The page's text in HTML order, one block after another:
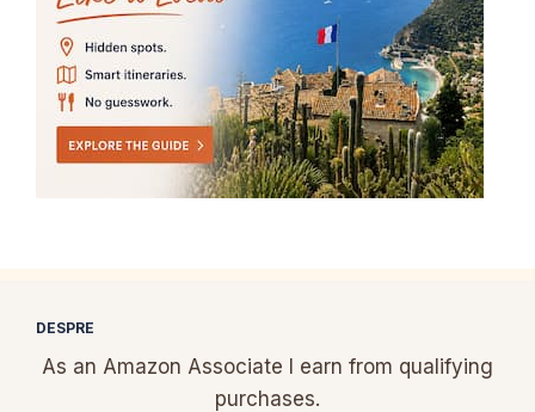
DESPRE
As an Amazon Associate I earn from qualifying
purchases.